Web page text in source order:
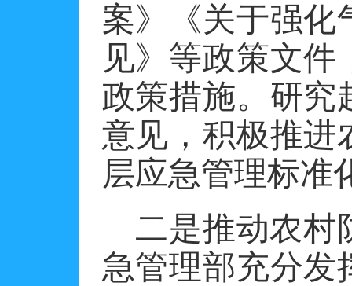
案》《关于强化
见》等政策文
政策措施。研究
意见，积极推进
层应急管理标准
二是推动农村
急管理部充分发